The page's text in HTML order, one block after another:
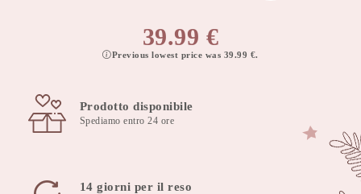
39.99 €
Previous lowest price was 39.99 €.
Prodotto disponibile
Spediamo entro 24 ore
14 giorni per il reso